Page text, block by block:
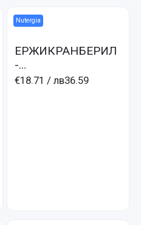
Nutergia
ЕРЖИКРАНБЕРИЛ
-
ERGYCRANBERRYL
€18.71 / лв36.59